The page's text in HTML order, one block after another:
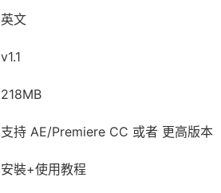
英文
v1.1
218MB
支持 AE/Premiere CC 或者 更高版本
安裝+使用教程